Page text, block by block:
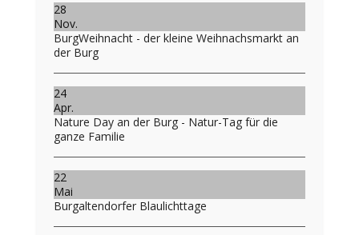
28
Nov.
BurgWeihnacht - der kleine Weihnachsmarkt an
der Burg
24
Apr.
Nature Day an der Burg - Natur-Tag für die
ganze Familie
22
Mai
Burgaltendorfer Blaulichttage